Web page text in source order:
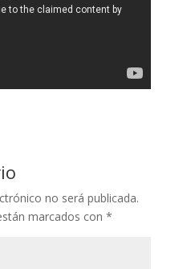
no será publicada.
marcados con *